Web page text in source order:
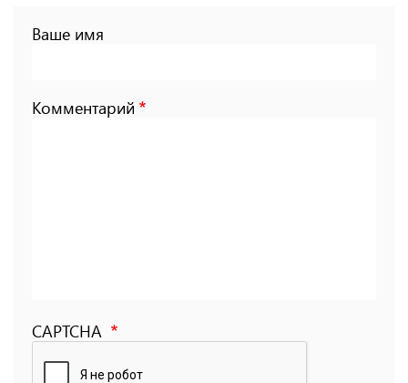
Ваше имя
Комментарий
CAPTCHA